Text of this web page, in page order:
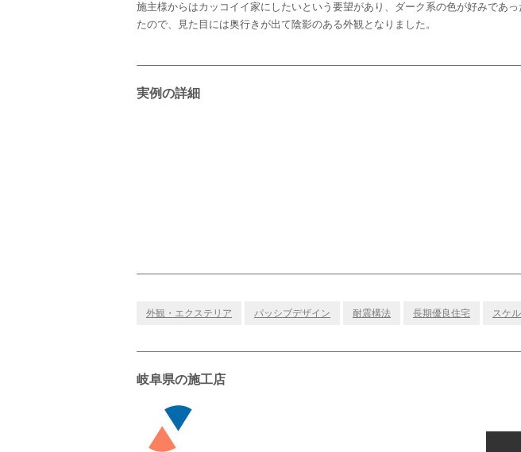
施主様からはカッコイイ家にしたいという要望があり、ダーク系の色が好みであ
たので、見た目には奥行きが出て陰影のある外観となりました。
実例の詳細
外観・エクステリア パッシブデザイン 耐震構法 長期優良住宅 スケ
岐阜県の施工店